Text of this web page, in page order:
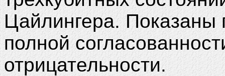
Цайлингера. Показаны
полной
отрицательности.